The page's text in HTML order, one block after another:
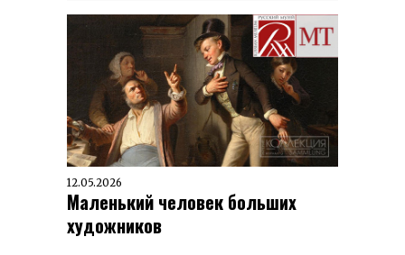
12.05.2026
Маленький человек больших
художников